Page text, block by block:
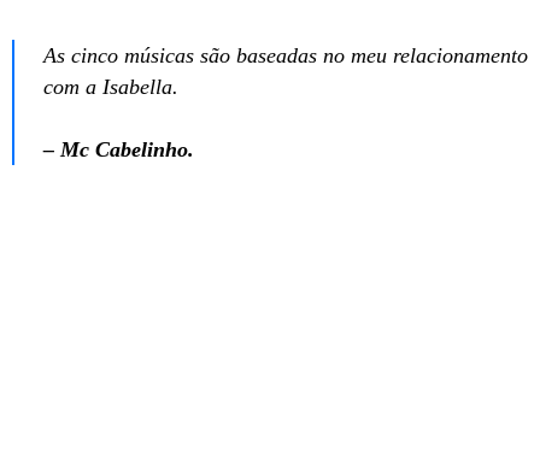
As cinco músicas são baseadas no meu relacionamento
com a Isabella.
– Mc Cabelinho.